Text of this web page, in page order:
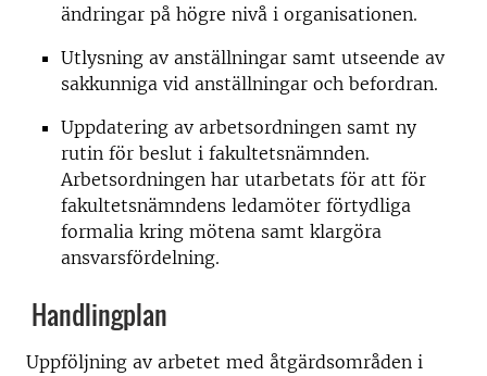
ändringar på högre nivå i organisationen.
Utlysning av anställningar samt utseende av
sakkunniga vid anställningar och befordran.
Uppdatering av arbetsordningen samt ny
rutin för beslut i fakultetsnämnden.
Arbetsordningen har utarbetats för att för
fakultetsnämndens ledamöter förtydliga
formalia kring mötena samt klargöra
ansvarsfördelning.
Handlingplan
Uppföljning av arbetet med åtgärdsområden i